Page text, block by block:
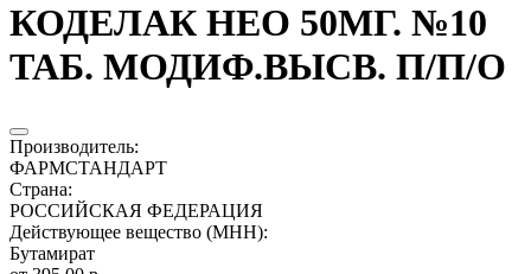
КОДЕЛАК НЕО 50МГ. №10
ТАБ. МОДИФ.ВЫСВ. П/П/О
Производитель:
ФАРМСТАНДАРТ
Страна:
РОССИЙСКАЯ ФЕДЕРАЦИЯ
Действующее вещество (МНН):
Бутамират